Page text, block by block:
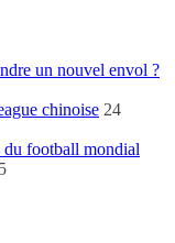
un nouvel envol ?
chinoise 24
du football mondial